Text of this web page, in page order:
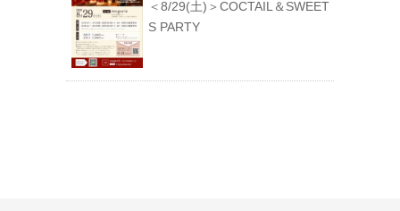
＜8/29(土)＞COCTAIL＆SWEET
S PARTY